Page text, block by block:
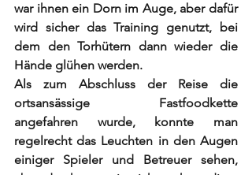
war ihnen ein Dorn im Auge, aber dafür
wird sicher das Training genutzt, bei
dem den Torhütern dann wieder die
Hände glühen werden.
Als zum Abschluss der Reise die
ortsansässige Fastfoodkette
angefahren wurde, konnte man
regelrecht das Leuchten in den Augen
einiger Spieler und Betreuer sehen,